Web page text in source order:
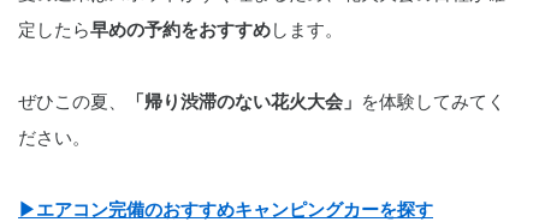
定したら早めの予約をおすすめ します。
ぜひこの夏、 「帰り渋滞のない花火大会」
を体験してみてく
ださい。
▶︎エアコン完備のおすすめキャンピングカーを探す